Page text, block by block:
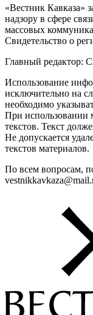
«Вестник Кавказа»
надзору в сфере
массовых
Свидетельство о
Главный редактор:
Использование
исключительно на
необходимо
При использовании
текстов. Текст
Не допускается
текстов материалов.
По всем вопросам,